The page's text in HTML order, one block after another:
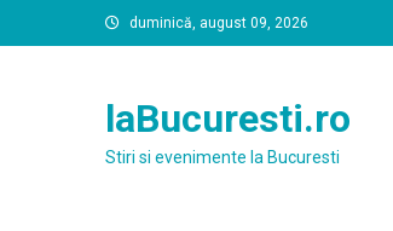
to
duminică, august 09, 2026
laBucuresti.ro
Stiri si evenimente la Bucuresti